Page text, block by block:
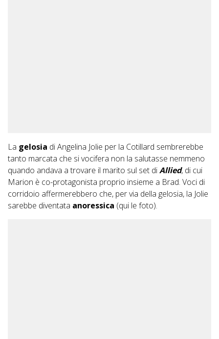
La gelosia di Angelina Jolie per la Cotillard sembrerebbe
tanto marcata che si vocifera non la salutasse nemmeno
quando andava a trovare il marito sul set diAllied, di cui
Marion è co-protagonista proprio insieme a Brad. Voci di
corridoio affermerebbero che, per via della gelosia, la Jolie
sarebbe diventata anoressica (qui le foto).